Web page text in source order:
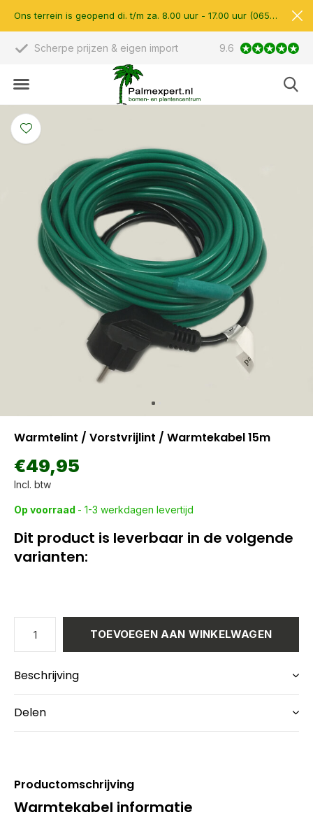
Scherpe prijzen & eigen import 14.000 m2
9.6
Ons terrein is geopend di. t/m za. 8.00 uur - 17.00 uur (0657510597)
Warmtelint / Vorstvrijlint / Warmtekabel 15m
€49,95
Incl. btw
Op voorraad - 1-3 werkdagen levertijd
Dit product is leverbaar in de volgende
varianten:
TOEVOEGEN AAN WINKELWAGEN
Beschrijving
Delen
Productomschrijving
Warmtekabel informatie